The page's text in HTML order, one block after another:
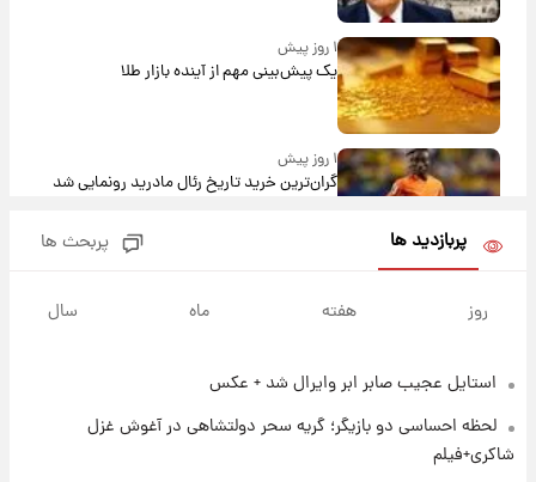
۱ روز پیش
یک پیش‌بینی مهم از آینده بازار طلا
۱ روز پیش
گران‌ترین خرید تاریخ رئال مادرید رونمایی شد
روزها پربارش‌تر خواهند بود؟
۱ روز پیش
شد؛ تیکدری، محبی و سرگیف با اعداد ویژه
پربازدید ها پربحث ها
روز هفته ماه سال
استایل عجیب صابر ابر وایرال شد + عکس
لحظه احساسی دو بازیگر؛ گریه سحر دولتشاهی در آغوش غزل
شاکری+فیلم